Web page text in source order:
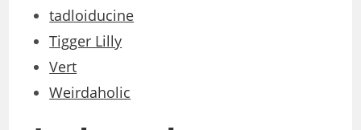
tadloiducine
Tigger Lilly
Vert
Weirdaholic